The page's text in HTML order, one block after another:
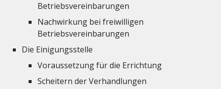
Betriebsvereinbarungen
Nachwirkung bei freiwilligen
Betriebsvereinbarungen
Die Einigungsstelle
Voraussetzung für die Errichtung
Scheitern der Verhandlungen